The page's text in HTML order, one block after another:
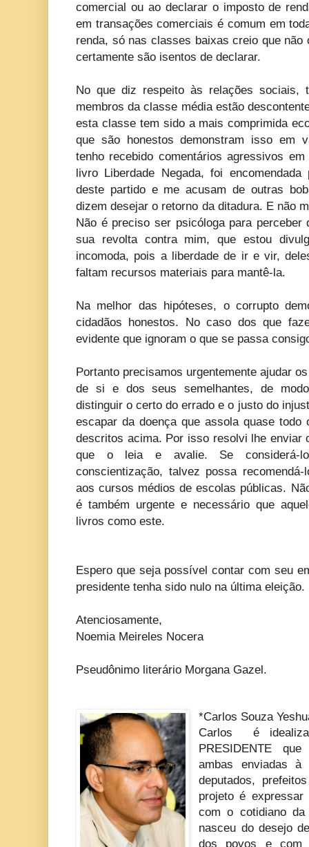
comercial ou ao declarar o imposto de
em transações comerciais é comum em
renda, só nas classes baixas creio que não
certamente são isentos de declarar.
No que diz respeito às relações sociais,
membros da classe média estão
esta classe tem sido a mais comprimida
que são honestos demonstram isso em
tenho recebido comentários agressivos
livro Liberdade Negada, foi
deste partido e me acusam de outras
dizem desejar o retorno da ditadura. E não
Não é preciso ser psicóloga para perceber
sua revolta contra mim, que estou
incomoda, pois a liberdade de ir e vir,
faltam recursos materiais para mantê-la.
Na melhor das hipóteses, o corrupto
cidadãos honestos. No caso dos que
evidente que ignoram o que se passa
Portanto precisamos urgentemente ajudar
de si e dos seus semelhantes, de
distinguir o certo do errado e o justo do
escapar da doença que assola quase
descritos acima. Por isso resolvi lhe enviar
que o leia e avalie. Se considerá-
conscientização, talvez possa
aos cursos médios de escolas públicas.
é também urgente e necessário que
livros como este.
Espero que seja possível contar com seu
presidente tenha sido nulo na última eleição.
Atenciosamente,
Noemia Meireles Nocera
Pseudônimo literário Morgana Gazel.
*Carlos Souza
Carlos é
PRESIDENTE
ambas enviadas à
deputados,
projeto é expressar
com o cotidiano da
nasceu do desejo
dos povos e com